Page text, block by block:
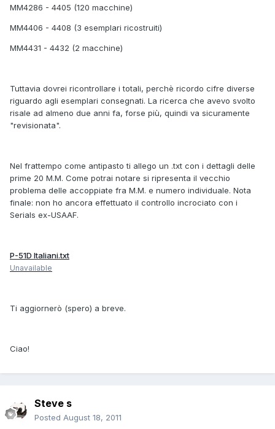
MM4286 - 4405 (120 macchine)
MM4406 - 4408 (3 esemplari ricostruiti)
MM4431 - 4432 (2 macchine)
Tuttavia dovrei ricontrollare i totali, perchè ricordo cifre diverse
riguardo agli esemplari consegnati. La ricerca che avevo svolto
risale ad almeno due anni fa, forse più, quindi va sicuramente
"revisionata".
Nel frattempo come antipasto ti allego un .txt con i dettagli delle
prime 20 M.M. Come potrai notare si ripresenta il vecchio
problema delle accoppiate fra M.M. e numero individuale. Nota
finale: non ho ancora effettuato il controllo incrociato con i
Serials ex-USAAF.
P-51D Italiani.txt
Unavailable
Ti aggiornerò (spero) a breve.
Ciao!
Steve s
Posted August 18, 2011